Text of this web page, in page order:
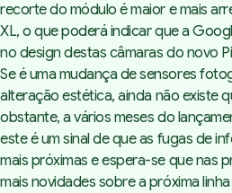
recorte do módulo é maior e mais
XL, o que poderá indicar que a
no design destas câmaras do novo
Se é uma mudança de sensores
alteração estética, ainda não existe
obstante, a vários meses do
este é um sinal de que as fugas de
mais próximas e espera-se que nas
mais novidades sobre a próxima